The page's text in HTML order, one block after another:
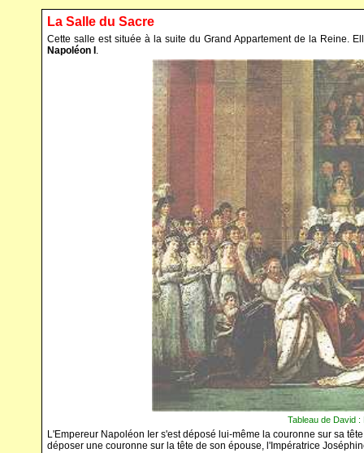
La Salle du Sacre
Cette salle est située à la suite du Grand Appartement de la Reine.
Napoléon I .
Tableau de David
L'Empereur Napoléon Ier s'est déposé lui-même la couronne sur sa
déposer une couronne sur la tête de son épouse, l'Impératrice